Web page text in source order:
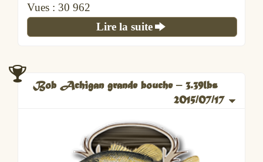
Vues : 30 962
Lire la suite
Bob Achigan grande bouche – 3.39lbs
2015/07/17